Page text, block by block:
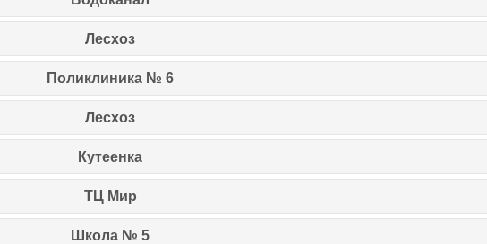
Лесхоз
Поликлиника № 6
Лесхоз
Кутеенка
ТЦ Мир
Школа № 5